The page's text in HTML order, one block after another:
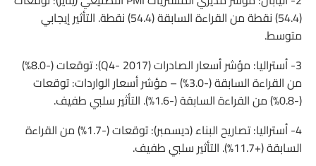
(54.4) نقطة من القراءة السابقة (54.4) نقطة. التأثير إيجابي
متوسط.
3- أستراليا: مؤشر أسعار الصادرات (Q4- 2017): توقعات (-8.0%)
من القراءة السابقة (-3.0%) – مؤشر أسعار الواردات: توقعات
(-0.8%) من القراءة السابقة (-1.6%). التأثير سلبي طفيف.
4- أستراليا: تصاريح البناء (ديسمبر): توقعات (-1.7%) من القراءة
السابقة (+11.7%). التأثير سلبي طفيف.